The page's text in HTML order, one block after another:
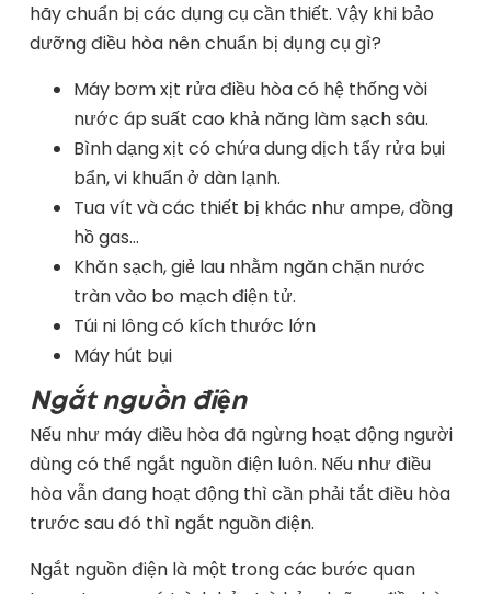
hãy chuẩn bị các dụng cụ cần thiết. Vậy khi bảo
dưỡng điều hòa nên chuẩn bị dụng cụ gì?
Máy bơm xịt rửa điều hòa có hệ thống vòi
nước áp suất cao khả năng làm sạch sâu.
Bình dạng xịt có chứa dung dịch tẩy rửa bụi
bẩn, vi khuẩn ở dàn lạnh.
Tua vít và các thiết bị khác như ampe, đồng
hồ gas…
Khăn sạch, giẻ lau nhằm ngăn chặn nước
tràn vào bo mạch điện tử.
Túi ni lông có kích thước lớn
Máy hút bụi
Ngắt nguồn điện
Nếu như máy điều hòa đã ngừng hoạt động người
dùng có thể ngắt nguồn điện luôn. Nếu như điều
hòa vẫn đang hoạt động thì cần phải tắt điều hòa
trước sau đó thì ngắt nguồn điện.
Ngắt nguồn điện là một trong các bước quan